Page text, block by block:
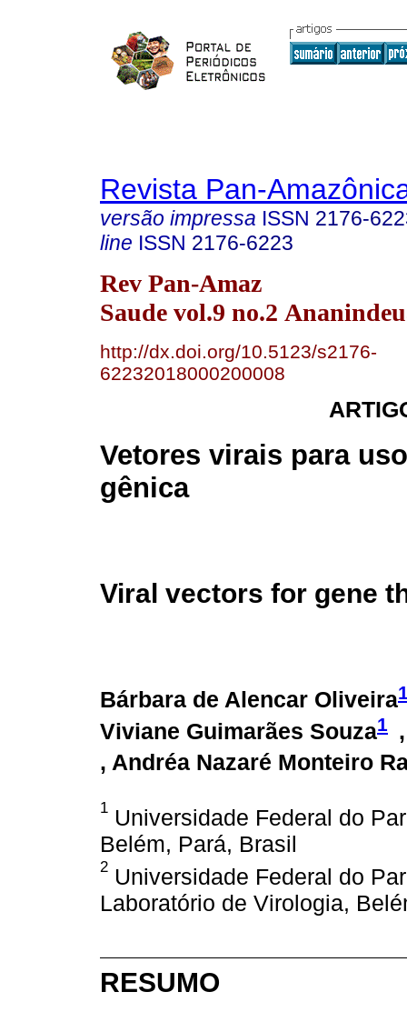
Revista Pan-
versão impressa ISSN 2176-
line ISSN 2176-6223
Rev Pan-Amaz
Saude vol.9 no.2
http://dx.doi.org/10.5123/s2176-
62232018000200008
Vetores virais para
gênica
Viral vectors for gene
Bárbara de Alencar Oliveira
Viviane Guimarães Souza1
, Andréa Nazaré Monteiro
1 Universidade Federal do
Belém, Pará, Brasil
2 Universidade Federal do
Laboratório de Virologia,
RESUMO